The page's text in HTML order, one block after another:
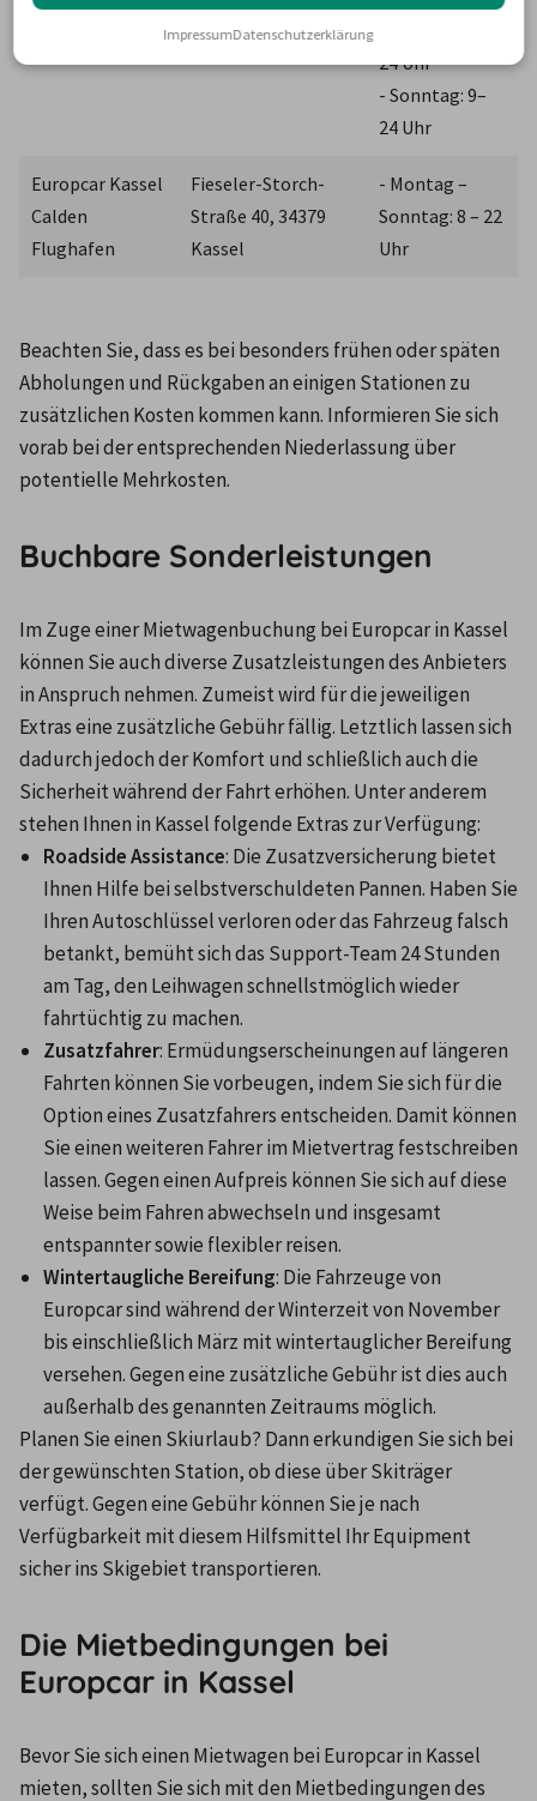
Europcar Kassel
Leipziger Straße 63,
34123 Kassel
24 Uhr
- Sonntag: 9–
24 Uhr
Europcar Kassel
Calden
Flughafen
Fieseler-Storch-
Straße 40, 34379
Kassel
- Montag –
Sonntag: 8 – 22
Uhr
Beachten Sie, dass es bei besonders frühen oder späten
Abholungen und Rückgaben an einigen Stationen zu
zusätzlichen Kosten kommen kann. Informieren Sie sich
vorab bei der entsprechenden Niederlassung über
potentielle Mehrkosten.
Buchbare Sonderleistungen
Im Zuge einer Mietwagenbuchung bei Europcar in Kassel
können Sie auch diverse Zusatzleistungen des Anbieters
in Anspruch nehmen. Zumeist wird für die jeweiligen
Extras eine zusätzliche Gebühr fällig. Letztlich lassen sich
dadurch jedoch der Komfort und schließlich auch die
Sicherheit während der Fahrt erhöhen. Unter anderem
stehen Ihnen in Kassel folgende Extras zur Verfügung:
Roadside Assistance: Die Zusatzversicherung bietet
Ihnen Hilfe bei selbstverschuldeten Pannen. Haben Sie
Ihren Autoschlüssel verloren oder das Fahrzeug falsch
betankt, bemüht sich das Support-Team 24 Stunden
am Tag, den Leihwagen schnellstmöglich wieder
fahrtüchtig zu machen.
Zusatzfahrer: Ermüdungserscheinungen auf längeren
Fahrten können Sie vorbeugen, indem Sie sich für die
Option eines Zusatzfahrers entscheiden. Damit können
Sie einen weiteren Fahrer im Mietvertrag festschreiben
lassen. Gegen einen Aufpreis können Sie sich auf diese
Weise beim Fahren abwechseln und insgesamt
entspannter sowie flexibler reisen.
Wintertaugliche Bereifung: Die Fahrzeuge von
Europcar sind während der Winterzeit von November
bis einschließlich März mit wintertauglicher Bereifung
versehen. Gegen eine zusätzliche Gebühr ist dies auch
außerhalb des genannten Zeitraums möglich.
Planen Sie einen Skiurlaub? Dann erkundigen Sie sich bei
der gewünschten Station, ob diese über Skiträger
verfügt. Gegen eine Gebühr können Sie je nach
Verfügbarkeit mit diesem Hilfsmittel Ihr Equipment
sicher ins Skigebiet transportieren.
Die Mietbedingungen bei
Europcar in Kassel
Bevor Sie sich einen Mietwagen bei Europcar in Kassel
mieten, sollten Sie sich mit den Mietbedingungen des
ImpressumDatenschutzerklärung